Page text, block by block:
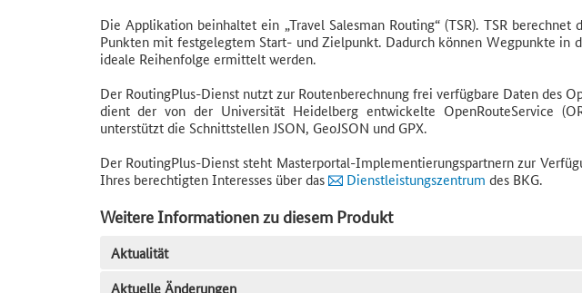
Die Applikation beinhaltet ein „Travel Salesman Routing“ (TSR). TSR
Punkten mit festgelegtem Start- und Zielpunkt. Dadurch können Wegpunkte in
ideale Reihenfolge ermittelt werden.
Der RoutingPlus-Dienst nutzt zur Routenberechnung frei verfügbare Daten des
dient der von der Universität Heidelberg entwickelte OpenRouteService
unterstützt die Schnittstellen JSON, GeoJSON und GPX.
Der RoutingPlus-Dienst steht Masterportal-Implementierungspartnern zur
Ihres berechtigten Interesses über das
Dienstleistungszentrum des BKG.
Weitere Informationen zu diesem Produkt
Aktualität
Aktuelle Änderungen